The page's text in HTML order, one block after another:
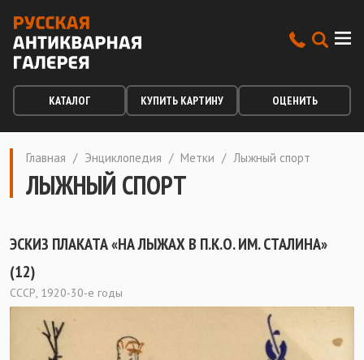
КАТАЛОГ КУПИТЬ КАРТИНУ ОЦЕНИТЬ
Главная / Энциклопедия / Метки / Лыжный спорт
ЛЫЖНЫЙ СПОРТ
ЭСКИЗ ПЛАКАТА «НА ЛЫЖАХ В П.К.О. ИМ. СТАЛИНА»
(12)
СССР, 1920-30-е годы